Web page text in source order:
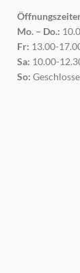
Mo. – Do.:
Fr: 13.00-
Sa: 10.00-
So: